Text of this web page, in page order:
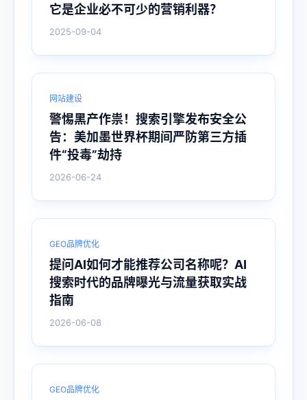
它是企业必不可少的营销利器？
2025-09-04
网站建设
警惕黑产作祟！搜索引擎发布安全公
告：美加墨世界杯期间严防第三方插
件“投毒”劫持
2026-06-24
GEO品牌优化
提问AI如何才能推荐公司名称呢？AI
搜索时代的品牌曝光与流量获取实战
指南
2026-06-08
GEO品牌优化